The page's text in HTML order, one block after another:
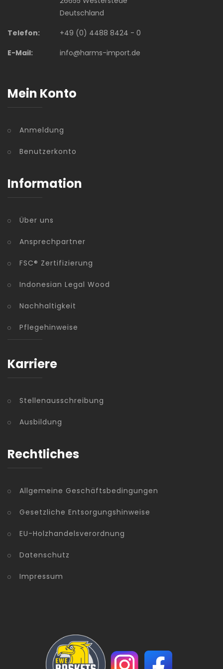
Deutschland
Telefon:
+49 (0) 4488 8424 - 0
E-Mail:
info@harms-import.de
Mein Konto
Anmeldung
Benutzerkonto
Information
Über uns
Ansprechpartner
FSC® Zertifizierung
Indonesian Legal Wood
Nachhaltigkeit
Pflegehinweise
Karriere
Stellenausschreibung
Ausbildung
Rechtliches
Allgemeine Geschäftsbedingungen
Gesetzliche Entsorgungshinweise
EU-Holzhandelsverordnung
Datenschutz
Impressum